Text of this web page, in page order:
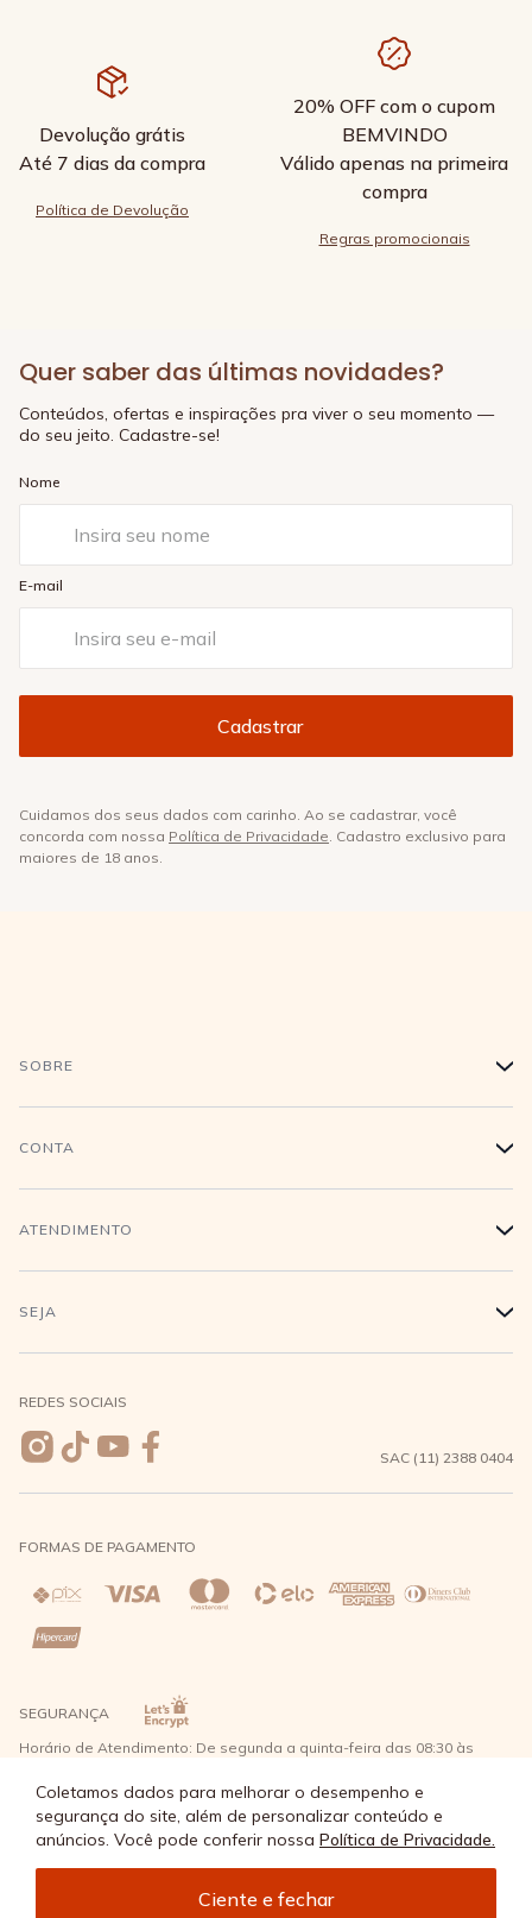
Coletamos dados para melhorar o desempenho e
segurança do site, além de personalizar conteúdo e
anúncios. Você pode conferir nossa Política de Privacidade.
Ciente e fechar
Devolução grátis
Até 7 dias da compra
Política de Devolução
20% OFF com o cupom
BEMVINDO
Válido apenas na primeira
compra
Regras promocionais
Quer saber das últimas novidades?
Conteúdos, ofertas e inspirações pra viver o seu momento —
do seu jeito. Cadastre-se!
Nome
E-mail
Cuidamos dos seus dados com carinho. Ao se cadastrar, você
concorda com nossa Política de Privacidade. Cadastro exclusivo para
maiores de 18 anos.
SOBRE +
História
Conecte-se
CONTA +
Login
Meus pedidos
Wishlist
ATENDIMENTO +
Compra Segura
Entrega e Frete
Trocas e Devoluções
Direito de Arrependimento
Política de Privacidade
SEJA +
REDES SOCIAIS
SAC (11) 2388 0404
FORMAS DE PAGAMENTO
SEGURANÇA
Horário de Atendimento: De segunda a quinta-feira das 08:30 às
nível 2 - Bairro Capuava Mauá - São Paulo, CEP: 09380-115 - Água
Doce Comércio de Roupas e Acessórios Ltda - CNPJ: 57.484.768/0064-
© Água Doce 2026 - Todos os direitos reservados